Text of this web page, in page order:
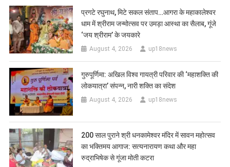
प्रगटे रघुनाथ, मिटे सकल संताप…आगरा के महाकालेश्वर
धाम में श्रीराम जन्मोत्सव पर उमड़ा आस्था का सैलाब, गूंजे
‘जय श्रीराम’ के जयकारे
August 4, 2026 up18news
गुरुपूर्णिमा: अखिल विश्व गायत्री परिवार की ‘महाशक्ति की
लोकयात्रा’ संपन्न, नारी शक्ति का संदेश
August 4, 2026 up18news
200 साल पुराने श्री धनकामेश्वर मंदिर में सावन महोत्सव
का भक्तिमय आगाज: सत्यनारायण कथा और महा
रुद्राभिषेक से गूंजा मोती कटरा